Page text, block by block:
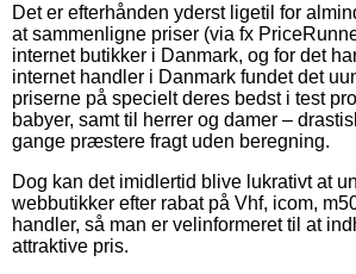
Det er efterhånden yderst ligetil for
at sammenligne priser (via fx
internet butikker i Danmark, og for det
internet handler i Danmark fundet det
priserne på specielt deres bedst i test
babyer, samt til herrer og damer –
gange præstere fragt uden beregning.
Dog kan det imidlertid blive lukrativt at
webbutikker efter rabat på Vhf, icom,
handler, så man er velinformeret til at
attraktive pris.